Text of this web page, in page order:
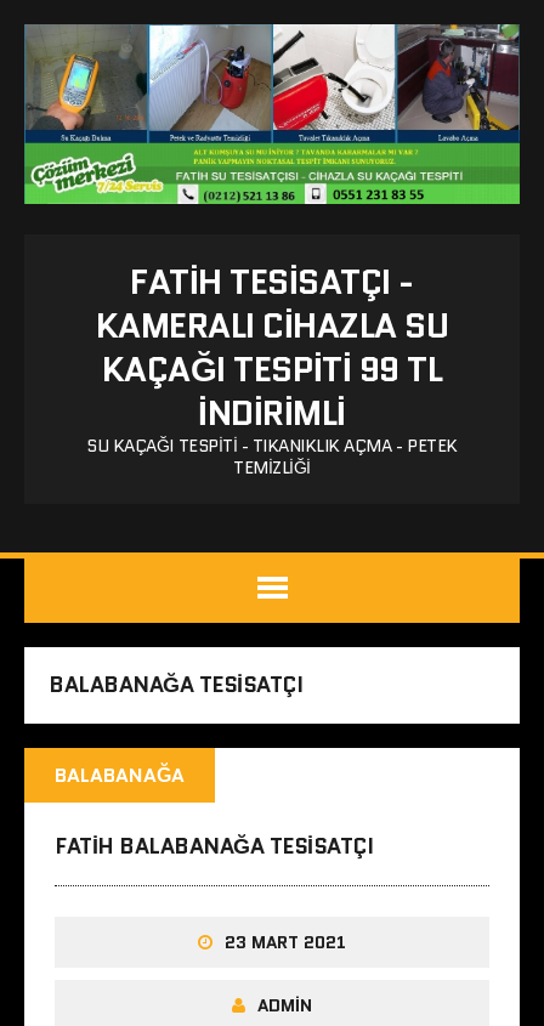
FATIH TESISATÇI -
KAMERALI CIHAZLA SU
KAÇAĞI TESPITI 99 TL
İNDİRİMLİ
SU KAÇAĞI TESPITI - TIKANIKLIK AÇMA - PETEK
TEMIZLIĞI
BALABANAĞA TESISATÇI
BALABANAĞA
FATIH BALABANAĞA TESISATÇI
23 MART 2021
ADMIN